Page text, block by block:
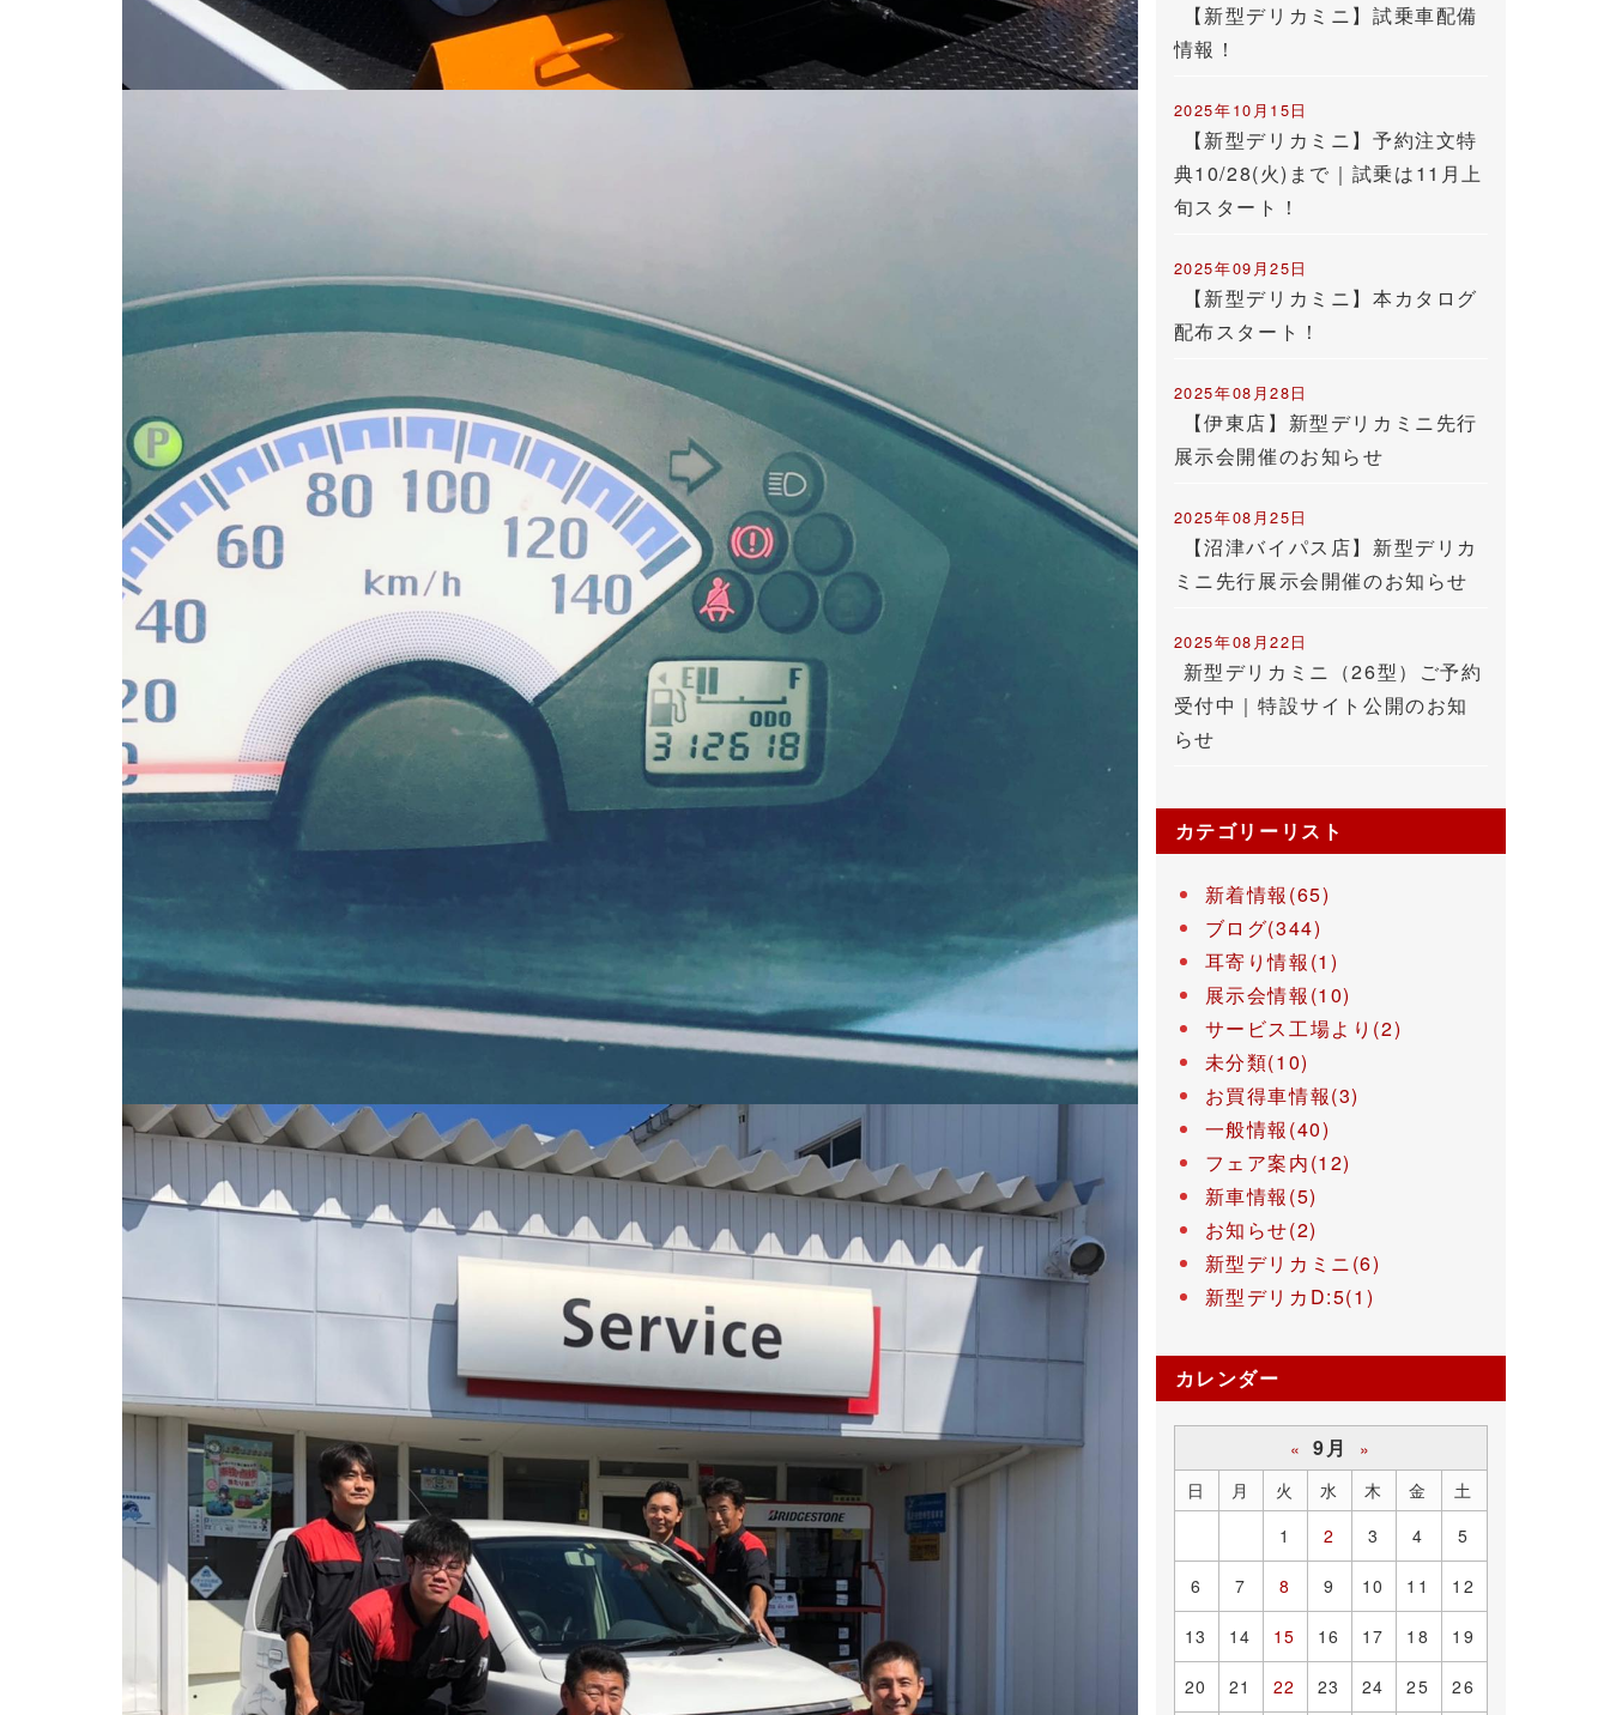
【新型デリカミニ】試乗車配備
情報！
2025年10月15日
【新型デリカミニ】予約注文特
典10/28(火)まで｜試乗は11月上
旬スタート！
2025年09月25日
【新型デリカミニ】本カタログ
配布スタート！
2025年08月28日
【伊東店】新型デリカミニ先行
展示会開催のお知らせ
2025年08月25日
【沼津バイパス店】新型デリカ
ミニ先行展示会開催のお知らせ
2025年08月22日
新型デリカミニ（26型）ご予約
受付中｜特設サイト公開のお知
らせ
カテゴリーリスト
新着情報(65)
ブログ(344)
耳寄り情報(1)
展示会情報(10)
サービス工場より(2)
未分類(10)
お買得車情報(3)
一般情報(40)
フェア案内(12)
新車情報(5)
お知らせ(2)
新型デリカミニ(6)
新型デリカD:5(1)
カレンダー
« 9月
»
日
月 火 水 木 金
土
1
2 3 4 5
6 7 8 9 10 11 12
13 14 15 16 17 18 19
20 21 22 23 24 25 26